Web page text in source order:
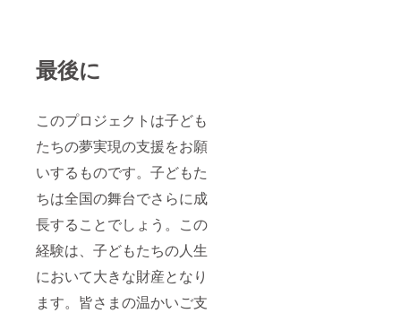
最後に
このプロジェクトは子ども
たちの夢実現の支援をお願
いするものです。子どもた
ちは全国の舞台でさらに成
長することでしょう。この
経験は、子どもたちの人生
において大きな財産となり
ます。皆さまの温かいご支